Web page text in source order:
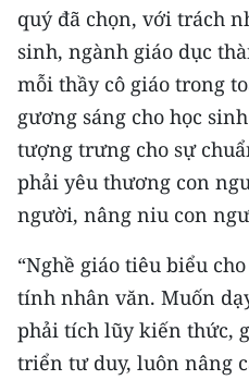
Media Chính trị
Media Kinh tế
Media Văn hóa
Media Xã hội
Media Pháp luật
Media Du lịch
Media Thế giới
Media Thể thao
quý đã chọn, với trách
sinh, ngành giáo dục
mỗi thầy cô giáo trong
gương sáng cho học
tượng trưng cho sự
phải yêu thương con
người, nâng niu con
“Nghề giáo tiêu biểu
tính nhân văn. Muốn
phải tích lũy kiến thức,
triển tư duy, luôn nâng